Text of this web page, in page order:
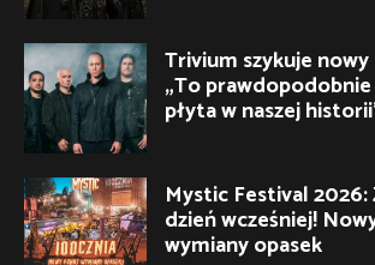
Trivium szykuje
„To
płyta w naszej
Mystic Festival 2026:
dzień wcześniej!
wymiany opasek